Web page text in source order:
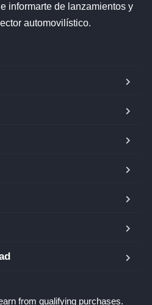
informarte de lanzamientos y
automovilístico.
from qualifying purchases.